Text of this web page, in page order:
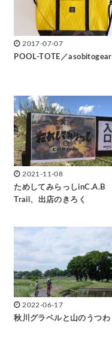
2017-07-07
POOL-TOTE／asobitogear
2021-11-08
ためしてみらっしinC.A.B
Trail、出店のきろく
2022-06-17
秋川グラベルと山のうつわ